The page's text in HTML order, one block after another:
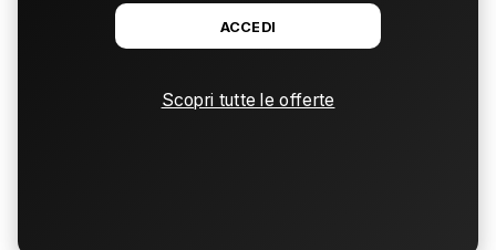
ACCEDI
Scopri tutte le offerte